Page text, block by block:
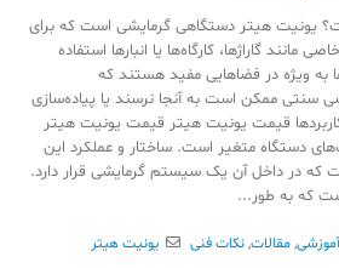
یونیت هیتر دستگاهی گرمایشی است که برای
مانند گاراژها، کارگاه‌ها یا انبارها استفاده
به ویژه در فضاهایی مفید هستند که
سنتی ممکن است به آنجا نرسند یا پیاده‌سازی
قیمت یونیت هیتر قیمت یونیت هیتر
دستگاه متغیر است. ساختار و عملکرد این
در داخل آن یک سیستم گرمایشی قرار دارد.
که به طور...
آموزشی,مقالات,نکات فنی یونیت هیتر